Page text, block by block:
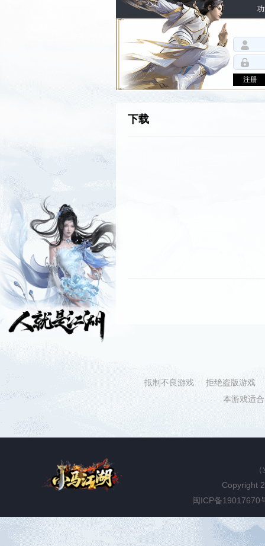
注册
下载
抵制不良游戏
拒绝盗版游戏
本游戏适
Copyright
闽ICP备19017670